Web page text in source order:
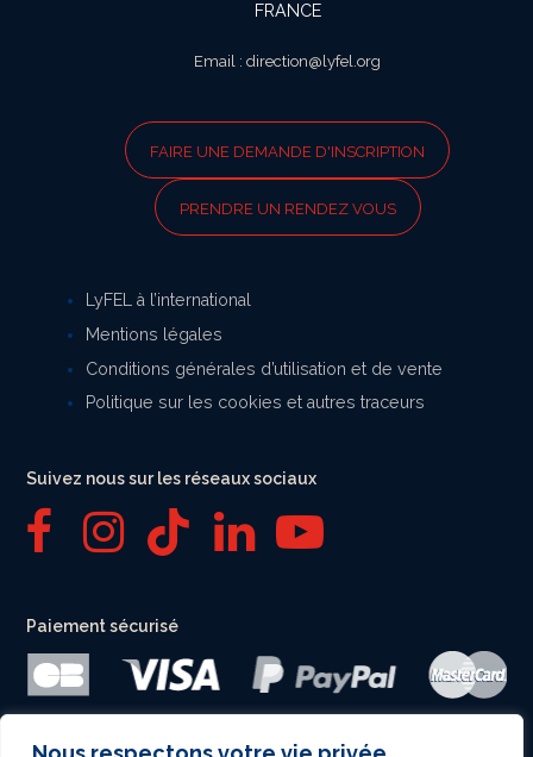
FRANCE
Email : direction@lyfel.org
FAIRE UNE DEMANDE D'INSCRIPTION
PRENDRE UN RENDEZ VOUS
LyFEL à l’international
Mentions légales
Conditions générales d’utilisation et de vente
Politique sur les cookies et autres traceurs
Suivez nous sur les réseaux sociaux
F
c
e
b
I
s
t
a
T
k
t
o
L
n
k
e
Y
u
T
u
Paiement sécurisé